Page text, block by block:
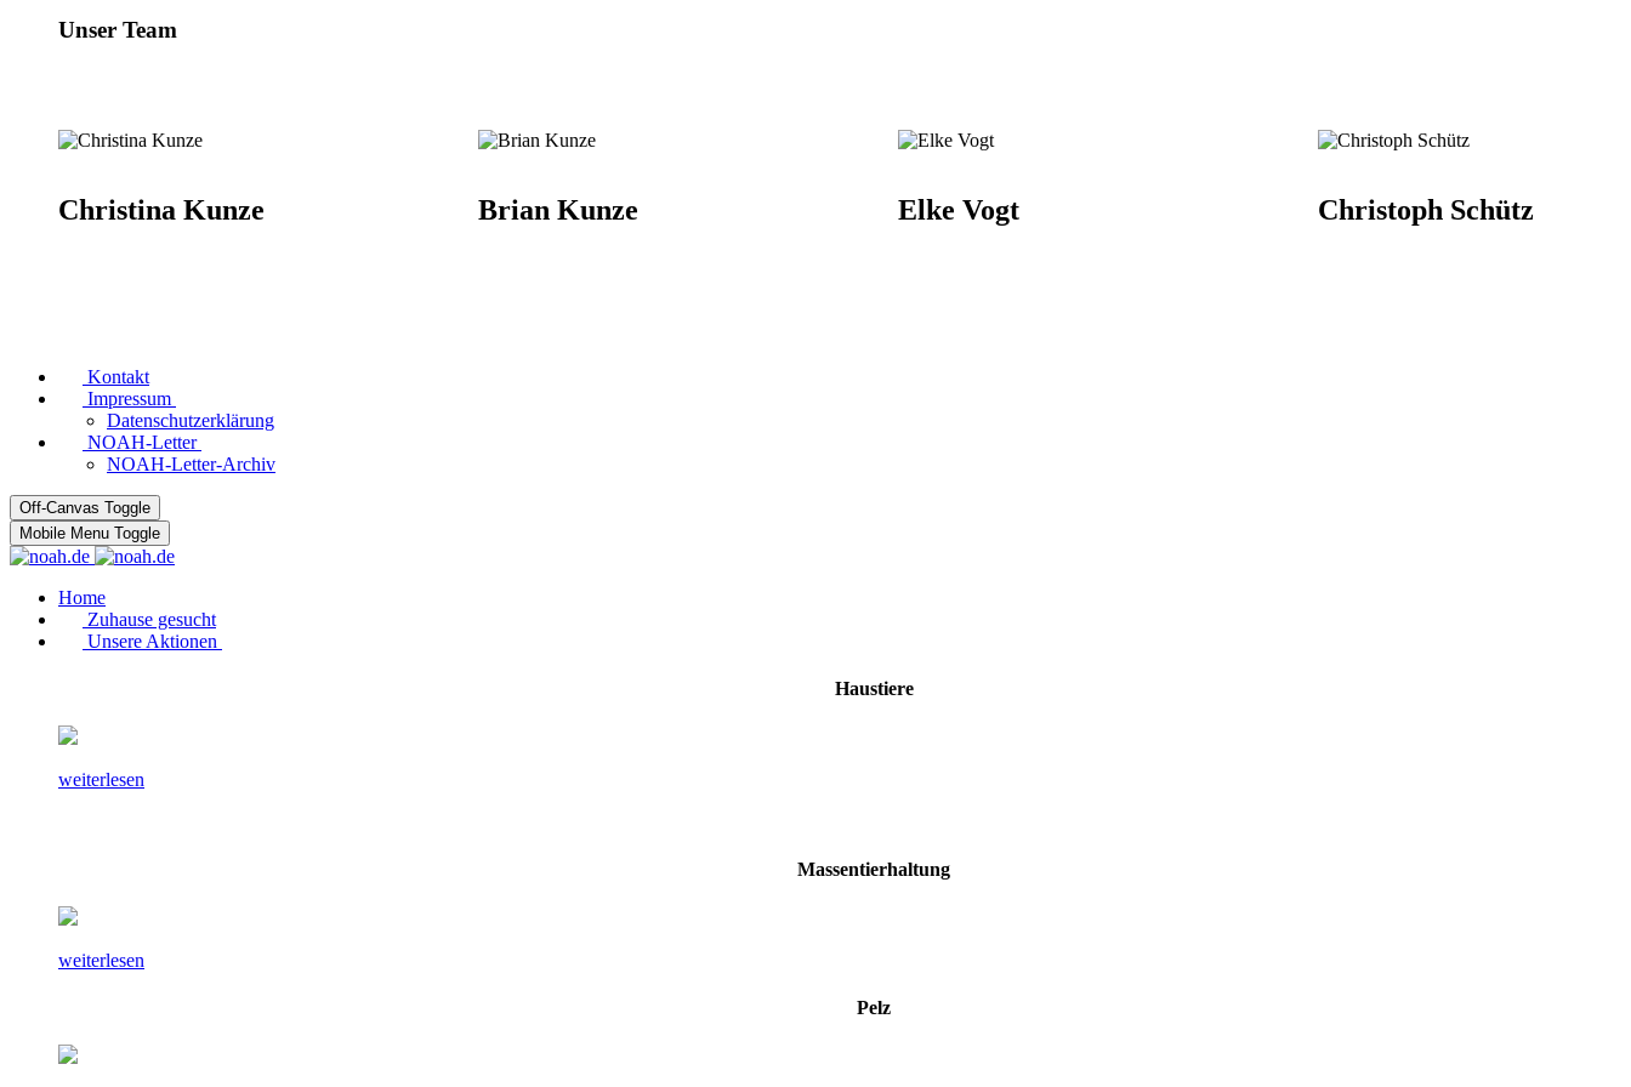
Unser Team
Christina Kunze Brian Kunze Elke Vogt Christoph Schütz
Kontakt
Impressum
Datenschutzerklärung
NOAH-Letter
NOAH-Letter-Archiv
Off-Canvas Toggle
Mobile Menu Toggle
Home
Zuhause gesucht
Unsere Aktionen
Haustiere
weiterlesen
Massentierhaltung
weiterlesen
Pelz